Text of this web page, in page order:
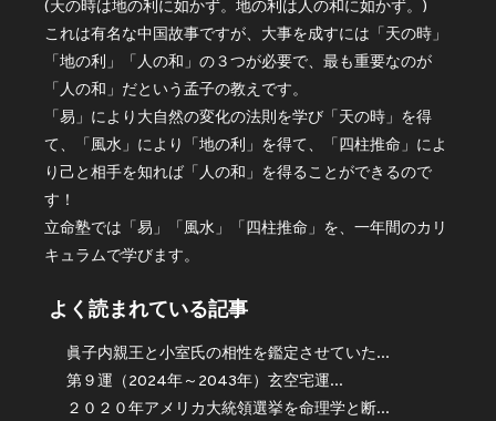
(天の時は地の利に如かず。地の利は人の和に如かず。)
これは有名な中国故事ですが、大事を成すには「天の時」
「地の利」「人の和」の３つが必要で、最も重要なのが
「人の和」だという孟子の教えです。
「易」により大自然の変化の法則を学び「天の時」を得
て、「風水」により「地の利」を得て、「四柱推命」によ
り己と相手を知れば「人の和」を得ることができるので
す！
立命塾では「易」「風水」「四柱推命」を、一年間のカリ
キュラムで学びます。
よく読まれている記事
眞子内親王と小室氏の相性を鑑定させていた...
第９運（2024年～2043年）玄空宅運...
２０２０年アメリカ大統領選挙を命理学と断...